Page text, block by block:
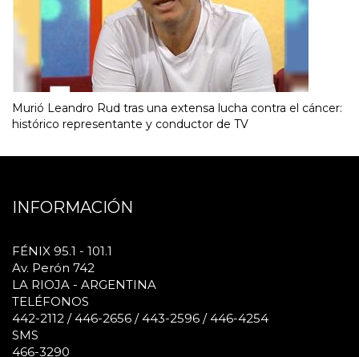
Murió Leandro Rud tras una extensa lucha contra el cáncer:
histórico representante y conductor de TV
INFORMACIÓN
FÉNIX 95.1 - 101.1
Av. Perón 742
LA RIOJA - ARGENTINA
TELÉFONOS
442-2112 / 446-2656 / 443-2596 / 446-4254
SMS
466-3290